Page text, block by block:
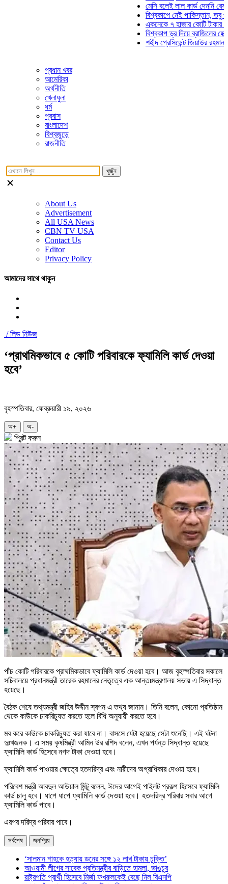
মেসি বলেই লাল কার্ড দেননি রেফারি!
বিশ্বকাপে নেই পাকিস্তান, তবু
একনেকে ৭ হাজার কোটি টাকার ৫
বিশ্বকাপ ড্র দিয়ে ব্রাজিলের হেক্সা
শহীদ প্রেসিডেন্ট জিয়াউর রহমান
প্রধান খবর
আমেরিকা
অর্থনীতি
খেলাধুলা
ধর্ম
প্রবাস
বাংলাদেশ
বিশ্বজুড়ে
রাজনীতি
খুজুঁন
About Us
Advertisement
All USA News
CBN TV USA
Contact Us
Editor
Privacy Policy
আমাদের সাথে থাকুন
/লিড নিউজ
‘প্রাথমিকভাবে ৫ কোটি পরিবারকে ফ্যামিলি কার্ড দেওয়া
হবে’
বৃহস্পতিবার, ফেব্রুয়ারী ১৯, ২০২৬
অ+ অ-
প্রিন্ট করুন
পাঁচ কোটি পরিবারকে প্রাথমিকভাবে ফ্যামিলি কার্ড দেওয়া হবে। আজ বৃহস্পতিবার সকালে
সচিবালয়ে প্রধানমন্ত্রী তারেক রহমানের নেতৃত্বে এক আন্তঃমন্ত্রণালয় সভায় এ সিদ্ধান্ত
হয়েছে।
বৈঠক শেষে তথ্যমন্ত্রী জহির উদ্দীন স্বপন এ তথ্য জানান। তিনি বলেন, কোনো প্রতিষ্ঠান
থেকে কাউকে চাকরিচ্যুত করতে হলে বিধি অনুযায়ী করতে হবে।
মব করে কাউকে চাকরিচ্যুত করা যাবে না। বাসসে যেটা হয়েছে সেটা শুনেছি। এই ঘটনা
দুঃখজনক। এ সময় কৃষমিন্ত্রী আমিন উর রশিদ বলেন, এখন পর্যন্ত সিদ্ধান্ত হয়েছে
ফ্যামিলি কার্ড হিসেবে নগদ টাকা দেওয়া হবে।
ফ্যামিলি কার্ড পাওয়ার ক্ষেত্রে হতদরিদ্র এবং নারীদের অগ্রাধিকার দেওয়া হবে।
পরিবেশ মন্ত্রী আবদুল আউয়াল মিন্টু বলেন, ঈদের আগেই পাইলট প্রকল্প হিসেবে ফ্যামিলি
কার্ড চালু হবে। ধাপে ধাপে ফ্যামিলি কার্ড দেওয়া হবে। হতদরিদ্র পরিবার সবার আগে
ফ্যামিলি কার্ড পাবে।
এরপর দরিদ্র পরিবার পাবে।
সর্বশেষ জনপ্রিয়
‘সালমান শাহকে হত্যায় ডনের সঙ্গে ১২ লাখ টাকায় চুক্তি’
আওয়ামী লীগের সাবেক প্রতিমন্ত্রীর বাড়িতে হামলা, ভাঙচুর
রাষ্ট্রপতি প্রার্থী হিসেবে মির্জা ফখরুলকেই বেছে নিল বিএনপি